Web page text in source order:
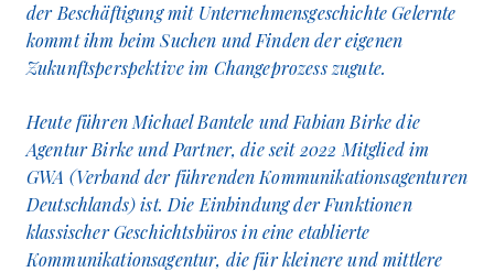
der Beschäftigung mit Unternehmensgeschichte Gelernte
kommt ihm beim Suchen und Finden der eigenen
Zukunftsperspektive im Changeprozess zugute.
Heute führen Michael Bantele und Fabian Birke die
Agentur Birke und Partner, die seit 2022 Mitglied im
GWA (Verband der führenden Kommunikationsagenturen
Deutschlands) ist. Die Einbindung der Funktionen
klassischer Geschichtsbüros in eine etablierte
Kommunikationsagentur, die für kleinere und mittlere